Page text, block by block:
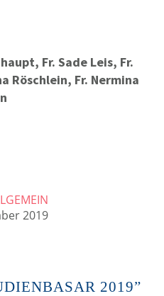
Fr. Sade Leis, Fr.
Röschlein, Fr. Nermina
2019
2019”